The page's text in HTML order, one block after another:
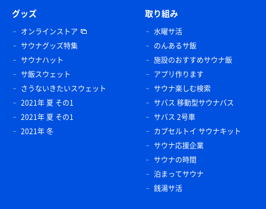
グッズ
オンラインストア
サウナグッズ特集
サウナハット
サ飯スウェット
さうないきたいスウェット
2021年 夏 その1
2021年 夏 その1
2021年 冬
取り組み
水曜サ活
のんあるサ飯
施設のおすすめサウナ飯
アプリ作ります
サウナ楽しむ検索
サバス 移動型サウナバス
サバス 2号車
カプセルトイ サウナキット
サウナ応援企業
サウナの時間
泊まってサウナ
銭湯サ活